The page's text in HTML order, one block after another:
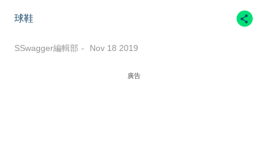
球鞋
SSwagger編輯部 Nov 18 2019
廣告